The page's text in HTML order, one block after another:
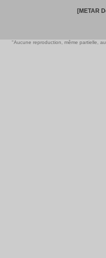
[METAR
"Aucune reproduction, même partielle,